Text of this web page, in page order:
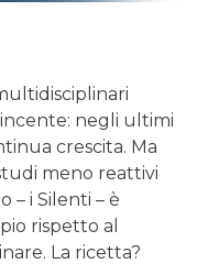
negli ultimi
crescita. Ma
meno reattivi
– i Silenti – è
rispetto al
La ricetta?